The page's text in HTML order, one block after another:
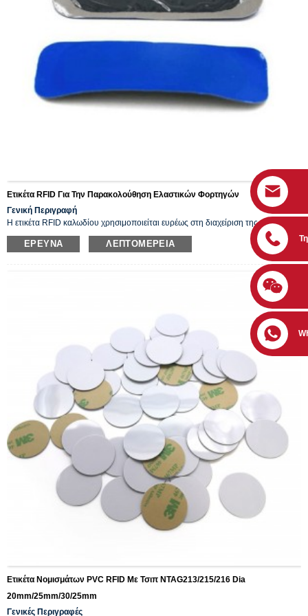
Ετικέτα RFID Για Την Παρακολούθηση Ελαστικών Φορτηγών
Γενική Περιγραφή
Η ετικέτα RFID καλωδίου χρησιμοποιείται ευρέως στη διαχείριση της
εφοδιαστικής αλυσίδας, στην παρακολούθηση περιουσιακών στοιχείων λόγω
του πλεονεκτήματός της ως ελαφριάς, εύκολης εγκατάστασης, αντι-
σύγκρουσης, αδιάβροχης, αντι-μεταλλικής, υψηλής ασφάλειας, κατάλληλης για
ΈΡΕΥΝΑ ΛΕΠΤΟΜΈΡΕΙΑ
Ετικέτα Νομισμάτων PVC RFID Με Τσιπ NTAG213/215/216 Dia
20mm/25mm/30/25mm
Γενικές Περιγραφές